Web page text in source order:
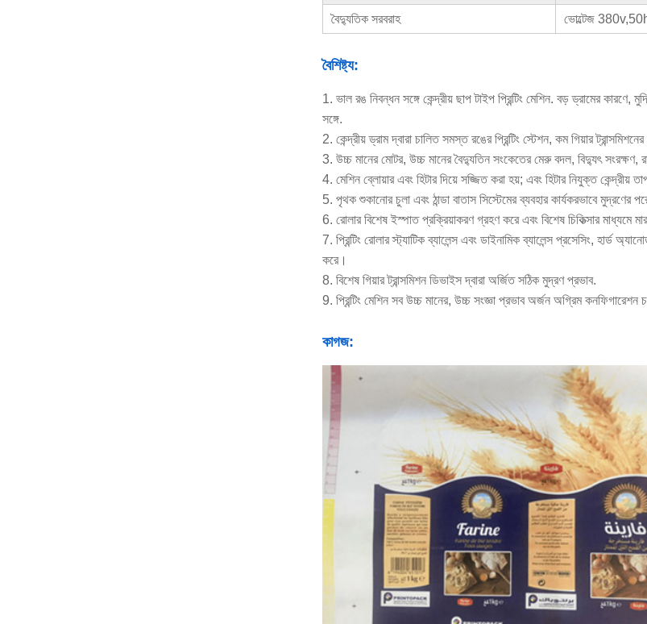
বৈদ্যুতিক সরবরাহ ভোল্টেজ 380v,50hz
বৈশিষ্ট্য:
1. ভাল রঙ নিবন্ধন সঙ্গে কেন্দ্রীয় ছাপ টাইপ প্রিন্টিং মেশিন. বড় ড্রামের
সঙ্গে.
2. কেন্দ্রীয় ড্রাম দ্বারা চালিত সমস্ত রঙের প্রিন্টিং স্টেশন, কম গিয়ার
3. উচ্চ মানের মোটর, উচ্চ মানের বৈদ্যুতিন সংকেতের মেরু বদল, বিদ্যুৎ সংরক্ষণ,
4. মেশিন ব্লোয়ার এবং হিটার দিয়ে সজ্জিত করা হয়; এবং হিটার নিযুক্ত কেন্দ্রীয়
5. পৃথক শুকানোর চুলা এবং ঠান্ডা বাতাস সিস্টেমের ব্যবহার কার্যকরভাবে
6. রোলার বিশেষ ইস্পাত প্রক্রিয়াকরণ গ্রহণ করে এবং বিশেষ চিকিত্সার মাধ্যমে
7. প্রিন্টিং রোলার স্ট্যাটিক ব্যালেন্স এবং ডাইনামিক ব্যালেন্স প্রসেসিং, হার্ড
করে।
8. বিশেষ গিয়ার ট্রান্সমিশন ডিভাইস দ্বারা অর্জিত সঠিক মুদ্রণ প্রভাব.
9. প্রিন্টিং মেশিন সব উচ্চ মানের, উচ্চ সংজ্ঞা প্রভাব অর্জন অগ্রিম কনফিগারেশন
কাগজ: